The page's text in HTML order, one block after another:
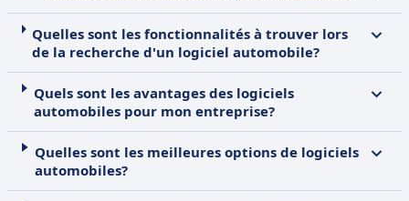
Quelles sont les fonctionnalités à trouver lors
de la recherche d'un logiciel automobile?
Quels sont les avantages des logiciels
automobiles pour mon entreprise?
Quelles sont les meilleures options de logiciels
automobiles?